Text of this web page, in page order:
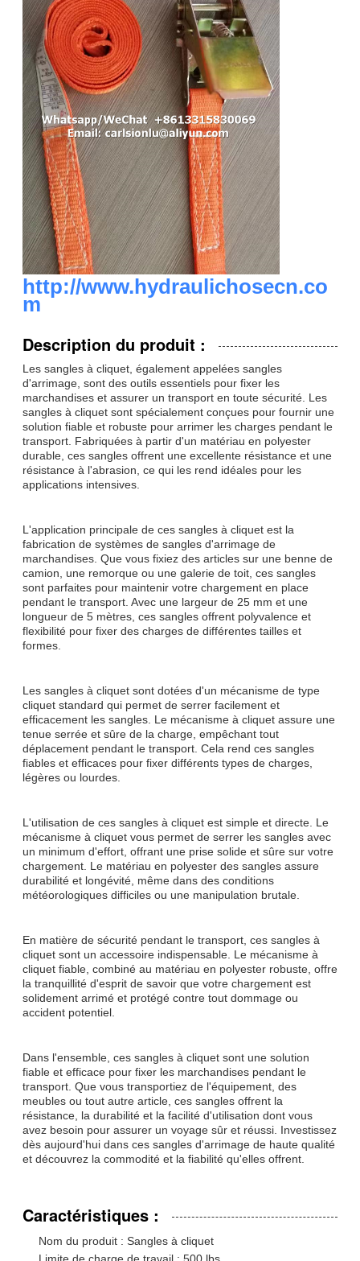
http://www.hydraulichosecn.co
m
Description du produit :
Les sangles à cliquet, également appelées sangles
d'arrimage, sont des outils essentiels pour fixer les
marchandises et assurer un transport en toute sécurité. Les
sangles à cliquet sont spécialement conçues pour fournir une
solution fiable et robuste pour arrimer les charges pendant le
transport. Fabriquées à partir d'un matériau en polyester
durable, ces sangles offrent une excellente résistance et une
résistance à l'abrasion, ce qui les rend idéales pour les
applications intensives.
L'application principale de ces sangles à cliquet est la
fabrication de systèmes de sangles d'arrimage de
marchandises. Que vous fixiez des articles sur une benne de
camion, une remorque ou une galerie de toit, ces sangles
sont parfaites pour maintenir votre chargement en place
pendant le transport. Avec une largeur de 25 mm et une
longueur de 5 mètres, ces sangles offrent polyvalence et
flexibilité pour fixer des charges de différentes tailles et
formes.
Les sangles à cliquet sont dotées d'un mécanisme de type
cliquet standard qui permet de serrer facilement et
efficacement les sangles. Le mécanisme à cliquet assure une
tenue serrée et sûre de la charge, empêchant tout
déplacement pendant le transport. Cela rend ces sangles
fiables et efficaces pour fixer différents types de charges,
légères ou lourdes.
L'utilisation de ces sangles à cliquet est simple et directe. Le
mécanisme à cliquet vous permet de serrer les sangles avec
un minimum d'effort, offrant une prise solide et sûre sur votre
chargement. Le matériau en polyester des sangles assure
durabilité et longévité, même dans des conditions
météorologiques difficiles ou une manipulation brutale.
En matière de sécurité pendant le transport, ces sangles à
cliquet sont un accessoire indispensable. Le mécanisme à
cliquet fiable, combiné au matériau en polyester robuste, offre
la tranquillité d'esprit de savoir que votre chargement est
solidement arrimé et protégé contre tout dommage ou
accident potentiel.
Dans l'ensemble, ces sangles à cliquet sont une solution
fiable et efficace pour fixer les marchandises pendant le
transport. Que vous transportiez de l'équipement, des
meubles ou tout autre article, ces sangles offrent la
résistance, la durabilité et la facilité d'utilisation dont vous
avez besoin pour assurer un voyage sûr et réussi. Investissez
dès aujourd'hui dans ces sangles d'arrimage de haute qualité
et découvrez la commodité et la fiabilité qu'elles offrent.
Caractéristiques :
Nom du produit : Sangles à cliquet
Limite de charge de travail : 500 lbs